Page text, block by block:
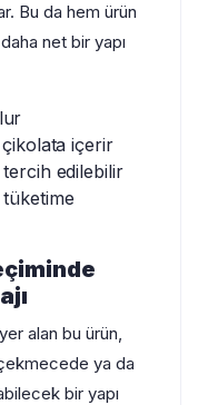
Bu da hem ürün
net bir yapı
çikolata içerir
tercih edilebilir
alan bu ürün,
ya da
bir yapı